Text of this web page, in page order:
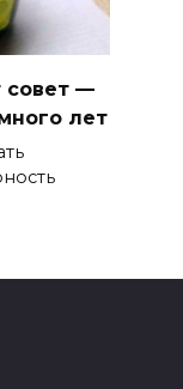
совет —
лет